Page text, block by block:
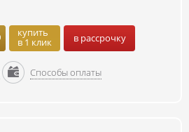
купить
в 1 клик в рассрочку
Способы оплаты